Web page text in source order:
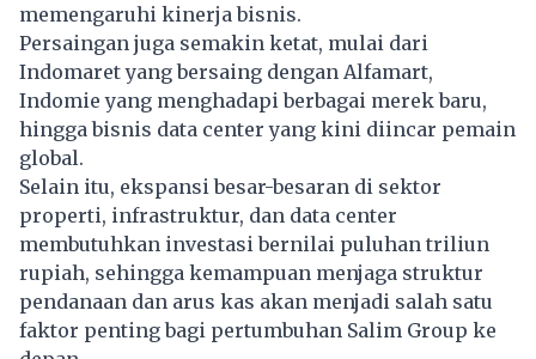
memengaruhi kinerja bisnis.
Persaingan juga semakin ketat, mulai dari
Indomaret yang bersaing dengan Alfamart,
Indomie yang menghadapi berbagai merek baru,
hingga bisnis data center yang kini diincar pemain
global.
Selain itu, ekspansi besar-besaran di sektor
properti, infrastruktur, dan data center
membutuhkan investasi bernilai puluhan triliun
rupiah, sehingga kemampuan menjaga struktur
pendanaan dan arus kas akan menjadi salah satu
faktor penting bagi pertumbuhan Salim Group ke